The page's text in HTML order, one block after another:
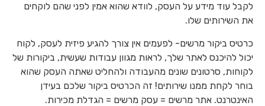
לקבל עוד מידע על העסק, לוודא שהוא אמין לפני שהם לוקחים
את השירותים שלו.
כרטיס ביקור מרשים- לפעמים אין צורך להגיע פיזית לעסק, לקוח
יכול להיכנס לאתר שלך, לראות מגוון עבודות שעשית, ביקורות של
לקוחות, סרטונים שונים מהעבודה ולהחליט שאתה העסק שהוא
בוחר לקחת ממנו שירותים! זה הכרטיס ביקור שלכם בעידן
האינטרנט. אתר מרשים = עסק מרשים = הגדלת מכירות.